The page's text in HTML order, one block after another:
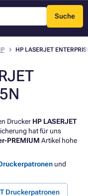
Suche
Menü
HP LASERJET
Drucker HP LASERJET
hat für uns
PREMIUM Artikel hohe
und
Druckerpatronen